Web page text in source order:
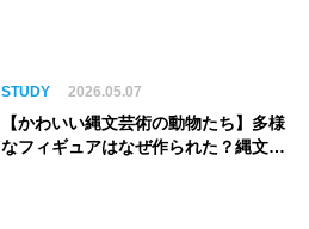
STUDY 2026.05.07
【かわいい縄文芸術の動物たち】多様
なフィギュアはなぜ作られた？縄文人